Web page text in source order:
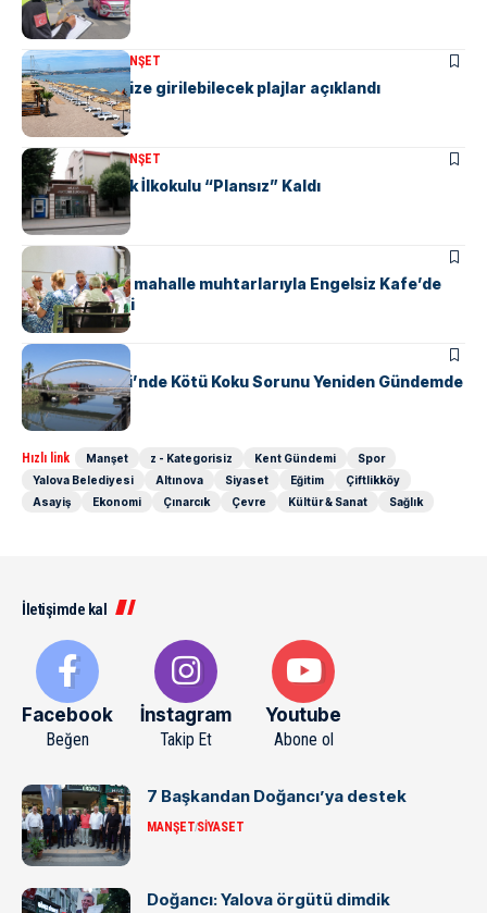
KENT GÜNDEMIMANŞET
Yalova’da denize girilebilecek plajlar açıklandı
KENT GÜNDEMIMANŞET
Yalova Atatürk İlkokulu “Plansız” Kaldı
KENT GÜNDEMI
Başkan Gürel, mahalle muhtarlarıyla Engelsiz Kafe’de
bir araya geldi
KENT GÜNDEMI
Safran Deresi’nde Kötü Koku Sorunu Yeniden Gündemde
Hızlı link Manşet z - Kategorisiz Kent Gündemi
Spor
Yalova Belediyesi
Altınova Siyaset Eğitim
Çiftlikköy
Asayiş
Ekonomi Çınarcık Çevre Kültür & Sanat Sağlık
İletişimde kal
Facebook
Beğen
İnstagram
Takip Et
Youtube
Abone ol
7 Başkandan Doğancı’ya destek
MANŞETSIYASET
Doğancı: Yalova örgütü dimdik